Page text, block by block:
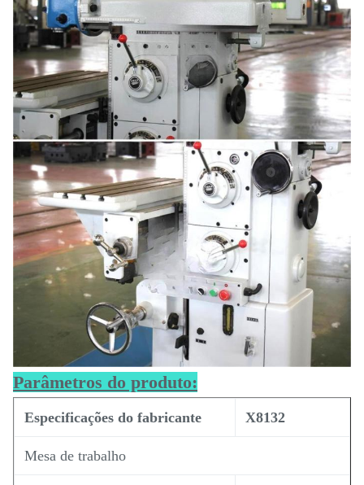
Parâmetros do produto:
Especificações do fabricante X8132
Mesa de trabalho